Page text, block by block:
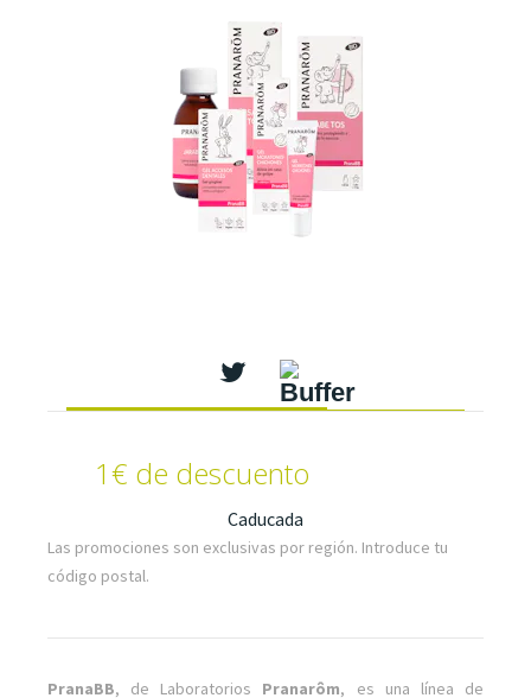
1€ de descuento
Caducada
Las promociones son exclusivas por región. Introduce tu
código postal.
PranaBB, de Laboratorios Pranarôm, es una línea de